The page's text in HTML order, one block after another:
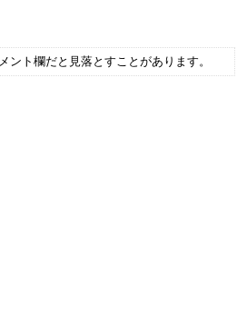
ト欄だと見落とすことがあります。